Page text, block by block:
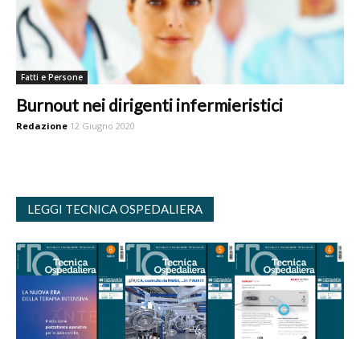
Fatti e Persone
Burnout nei dirigenti infermieristici
Redazione 12 Giugno 2020
LEGGI TECNICA OSPEDALIERA